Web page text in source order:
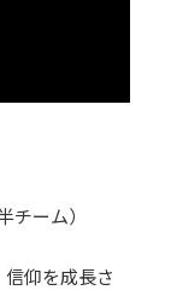
ーム）
信仰を成長さ